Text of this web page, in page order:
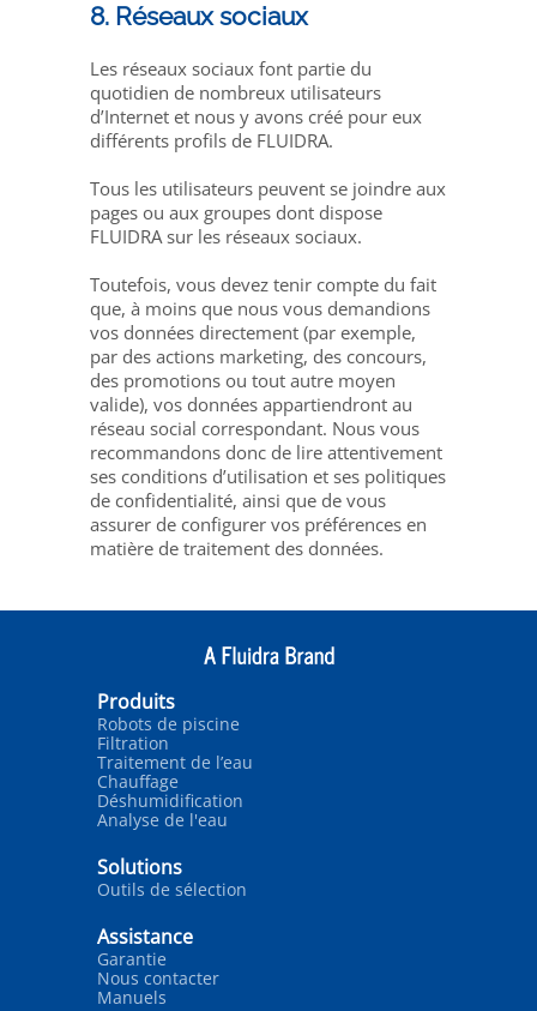
8. Réseaux sociaux
Les réseaux sociaux font partie du
quotidien de nombreux utilisateurs
d’Internet et nous y avons créé pour eux
différents profils de FLUIDRA.
Tous les utilisateurs peuvent se joindre aux
pages ou aux groupes dont dispose
FLUIDRA sur les réseaux sociaux.
Toutefois, vous devez tenir compte du fait
que, à moins que nous vous demandions
vos données directement (par exemple,
par des actions marketing, des concours,
des promotions ou tout autre moyen
valide), vos données appartiendront au
réseau social correspondant. Nous vous
recommandons donc de lire attentivement
ses conditions d’utilisation et ses politiques
de confidentialité, ainsi que de vous
assurer de configurer vos préférences en
matière de traitement des données.
Produits
Robots de piscine
Filtration
Traitement de l’eau
Chauffage
Déshumidification
Analyse de l'eau
Solutions
Outils de sélection
Assistance
Garantie
Nous contacter
Manuels